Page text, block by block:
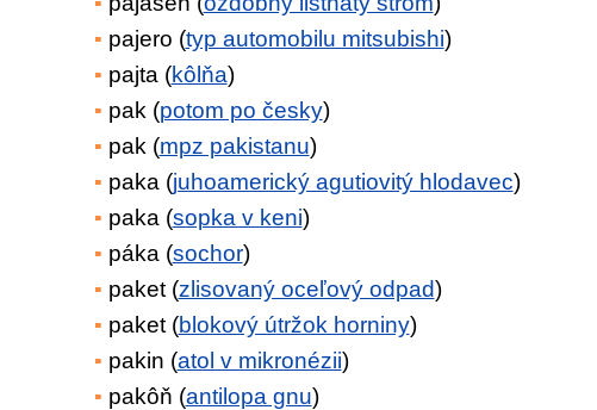
pajero (typ automobilu mitsubishi)
pajta (kôlňa)
pak (potom po česky)
pak (mpz pakistanu)
paka (juhoamerický agutiovitý hlodavec)
paka (sopka v keni)
páka (sochor)
paket (zlisovaný oceľový odpad)
paket (blokový útržok horniny)
pakin (atol v mikronézii)
pakôň (antilopa gnu)